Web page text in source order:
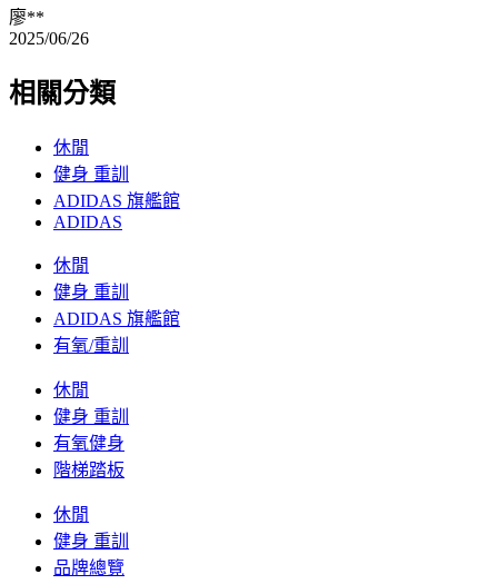
廖**
2025/06/26
相關分類
休閒
健身 重訓
ADIDAS 旗艦館
ADIDAS
休閒
健身 重訓
ADIDAS 旗艦館
有氧/重訓
休閒
健身 重訓
有氧健身
階梯踏板
休閒
健身 重訓
品牌總覽